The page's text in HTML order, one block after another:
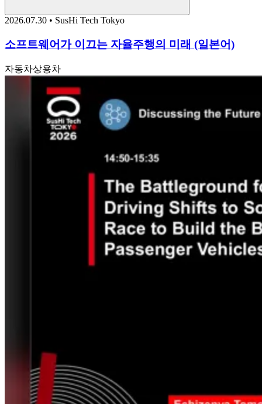
2026.07.30 • SusHi Tech Tokyo
소프트웨어가 이끄는 자율주행의 미래 (일본어)
자동차상용차